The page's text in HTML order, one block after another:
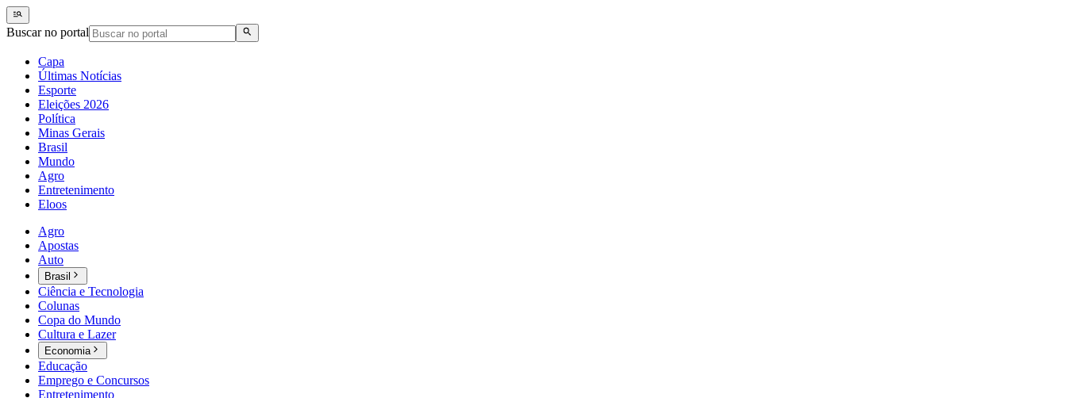
Buscar no portal
Capa
Últimas Notícias
Esporte
Eleições 2026
Política
Minas Gerais
Brasil
Mundo
Agro
Entretenimento
Eloos
Agro
Apostas
Auto
Brasil
Ciência e Tecnologia
Colunas
Copa do Mundo
Cultura e Lazer
Economia
Educação
Emprego e Concursos
Entretenimento